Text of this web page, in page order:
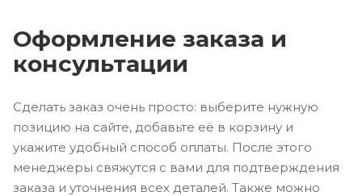
Оформление заказа и
консультации
Сделать заказ очень просто: выберите нужную
позицию на сайте, добавьте её в корзину и
укажите удобный способ оплаты. После этого
менеджеры свяжутся с вами для подтверждения
заказа и уточнения всех деталей. Также можно